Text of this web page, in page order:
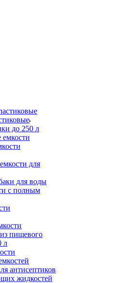
до 250 л
для
для воды
с полным
пищевого
л
антисептиков
жидкостей